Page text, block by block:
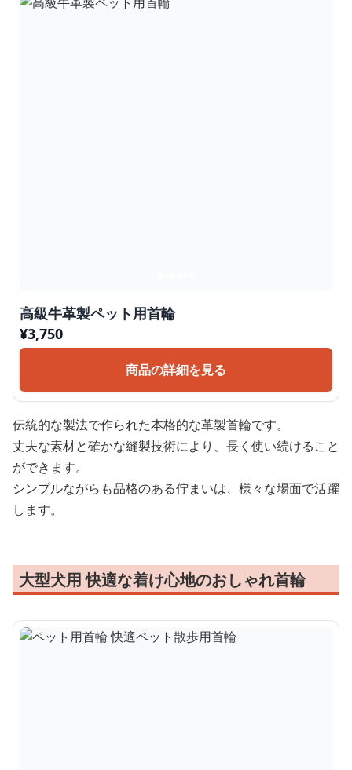
高級牛革製ペット用首輪
¥3,750
商品の詳細を見る
伝統的な製法で作られた本格的な革製首輪です。
丈夫な素材と確かな縫製技術により、長く使い続けること
ができます。
シンプルながらも品格のある佇まいは、様々な場面で活躍
します。
大型犬用 快適な着け心地のおしゃれ首輪